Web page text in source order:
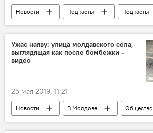
Новости Подкасты
Подкасты
Подкасты РИА Новости
Ужас наяву: улица молдавского села,
выглядящая как после бомбежки -
видео
25 мая 2019, 11:21
Новости В Молдове
Общество
село
дорога
асфальт